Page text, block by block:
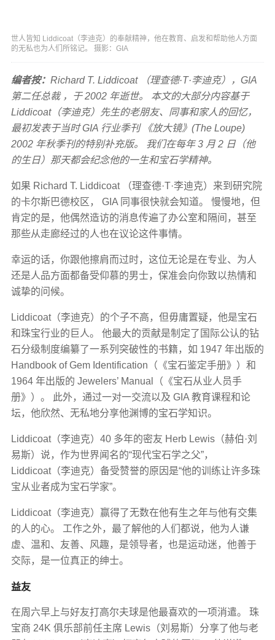
世人皆知 Liddicoat（李迪克）的奉献精神，他在教育、启发和帮助他人方面
的无私也为人们所铭记。 摄影：GIA
编者按： Richard T. Liddicoat （理查德·T·李迪克），GIA
第二任总裁 ，于 2002 年逝世。 本文的大部分内容基于
Liddicoat（李迪克）先生的老朋友、同事和家人的回忆，
最初发表于当时 GIA 行业季刊 《放大镜》(The Loupe)
2002 年秋季刊的特别补充版。 我们在每年 3 月 2 日（他
的生日）那天都会纪念他的一生和宝石学精神。
如果 Richard T. Liddicoat （理查德·T·李迪克）来到研究院
的卡尔斯巴德校区， GIA 同事很快就会知道。 慢慢地，但
肯定的是，他偶然造访的消息传遍了办公室和隔间，甚至
那些从走廊经过的人也在议论这件事情。
幸运的话，你跟他擦肩而过时，这位无论是在专业、为人
还是人品方面都备受仰慕的男士，保准会向你致以热情和
诚挚的问候。
Liddicoat（李迪克）的个子不高，但毋庸置疑，他是宝石
和珠宝行业的巨人。 他最大的贡献是制定了国际公认的钻
石分级制度编纂了一系列突破性的书籍，如 1947 年出版的
Handbook of Gem Identification（《宝石鉴定手册》）和
1964 年出版的 Jewelers’ Manual（《宝石从业人员手
册》）。 此外，通过一对一交流以及 GIA 教育课程和论
坛，他欣然、无私地分享他渊博的宝石学知识。
Liddicoat（李迪克）40 多年的密友 Herb Lewis（赫伯·刘
易斯）说，作为世界闻名的“现代宝石学之父”，
Liddicoat（李迪克）备受赞誉的原因是“他的训练让许多珠
宝从业者成为宝石学家”。
Liddicoat（李迪克）赢得了无数在他有生之年与他有交集
的人的心。 工作之外，最了解他的人们都说，他为人谦
虚、温和、友善、风趣，是领导者，也是运动迷，他善于
交际，是一位真正的绅士。
益友
在周六早上与好友打高尔夫球是他最喜欢的一项消遣。 珠
宝商 24K 俱乐部前任主席 Lewis（刘易斯）分享了他与老